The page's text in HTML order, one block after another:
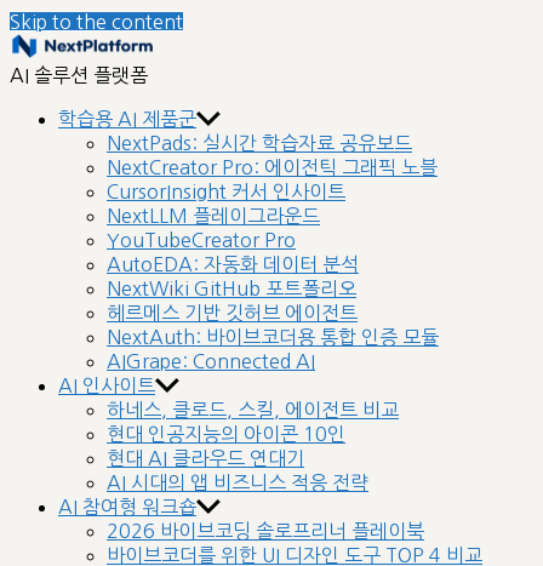
Skip to the content
AI 솔루션 플랫폼
학습용 AI 제품군
NextPads: 실시간 학습자료 공유보드
NextCreator Pro: 에이전틱 그래픽 노블
CursorInsight 커서 인사이트
NextLLM 플레이그라운드
YouTubeCreator Pro
AutoEDA: 자동화 데이터 분석
NextWiki GitHub 포트폴리오
헤르메스 기반 깃허브 에이전트
NextAuth: 바이브코더용 통합 인증 모듈
AIGrape: Connected AI
AI 인사이트
하네스, 클로드, 스킬, 에이전트 비교
현대 인공지능의 아이콘 10인
현대 AI 클라우드 연대기
AI 시대의 앱 비즈니스 적응 전략
AI 참여형 워크숍
2026 바이브코딩 솔로프리너 플레이북
바이브코더를 위한 UI 디자인 도구 TOP 4 비교